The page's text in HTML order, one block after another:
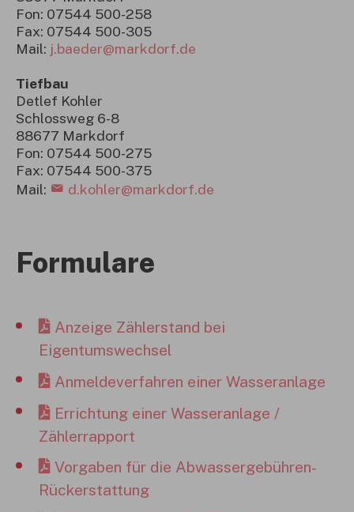
Fon: 07544 500-258
Fax: 07544 500-305
Mail: j.baeder@markdorf.de
Tiefbau
Detlef Kohler
Schlossweg 6-8
88677 Markdorf
Fon: 07544 500-275
Fax: 07544 500-375
Mail:
d.kohler@markdorf.de
Formulare
Anzeige Zählerstand bei
Eigentumswechsel
Anmeldeverfahren einer Wasseranlage
Errichtung einer Wasseranlage /
Zählerrapport
Vorgaben für die Abwassergebühren-
Rückerstattung